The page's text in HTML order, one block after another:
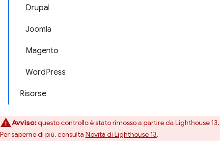
Drupal
Joomla
Magento
WordPress
Risorse
Avviso:questo controllo è stato rimosso a partire da Lighthouse 13.
Per saperne di più, consulta Novità di Lighthouse 13.